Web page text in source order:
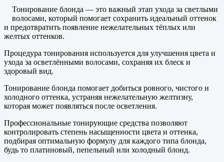
Тонирование блонда — это важный этап ухода за светлыми
волосами, который помогает сохранить идеальный оттенок
и предотвратить появление нежелательных тёплых или
желтых оттенков.
Процедура тонирования используется для улучшения цвета и
ухода за осветлёнными волосами, сохраняя их блеск и
здоровый вид.
Тонирование блонда помогает добиться ровного, чистого и
холодного оттенка, устраняя нежелательную желтизну,
которая может появляться после осветления.
Профессиональные тонирующие средства позволяют
контролировать степень насыщенности цвета и оттенка,
подбирая оптимальную формулу для каждого типа блонда,
будь то платиновый, пепельный или холодный блонд.